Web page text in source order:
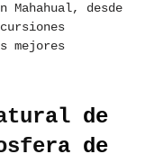
Mahahual, desde
mejores
de
de